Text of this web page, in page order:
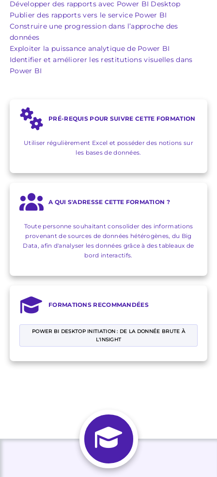
Développer des rapports avec Power BI Desktop
Publier des rapports vers le service Power BI
Construire une progression dans l’approche des
données
Exploiter la puissance analytique de Power BI
Identifier et améliorer les restitutions visuelles dans
Power BI
PRÉ-REQUIS POUR SUIVRE CETTE FORMATION
Utiliser régulièrement Excel et posséder des notions sur
les bases de données.
A QUI S'ADRESSE CETTE FORMATION ?
Toute personne souhaitant consolider des informations
provenant de sources de données hétérogènes, du Big
Data, afin d'analyser les données grâce à des tableaux de
bord interactifs.
FORMATIONS RECOMMANDÉES
POWER BI DESKTOP INITIATION : DE LA DONNÉE BRUTE À
L'INSIGHT​